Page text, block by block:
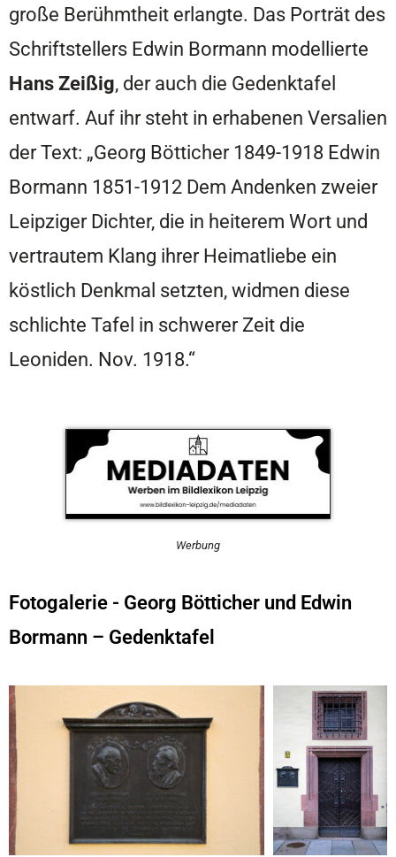
große Berühmtheit erlangte. Das Porträt des
Schriftstellers Edwin Bormann modellierte
Hans Zeißig, der auch die Gedenktafel
entwarf. Auf ihr steht in erhabenen Versalien
der Text: „Georg Bötticher 1849-1918 Edwin
Bormann 1851-1912 Dem Andenken zweier
Leipziger Dichter, die in heiterem Wort und
vertrautem Klang ihrer Heimatliebe ein
köstlich Denkmal setzten, widmen diese
schlichte Tafel in schwerer Zeit die
Leoniden. Nov. 1918.“
Werbung
Fotogalerie - Georg Bötticher und Edwin
Bormann – Gedenktafel